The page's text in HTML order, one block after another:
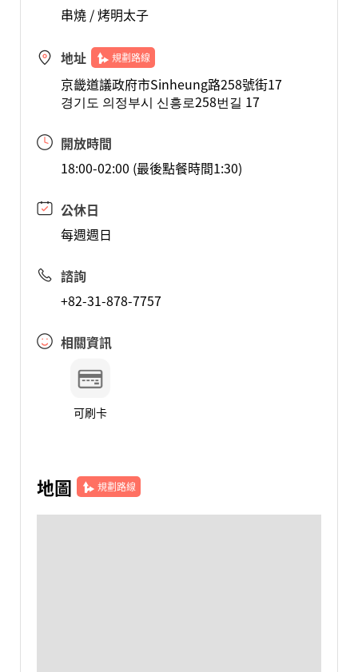
串燒 / 烤明太子
地址 規劃路線
京畿道議政府市Sinheung路258號街17
경기도 의정부시 신흥로258번길 17
開放時間
18:00-02:00 (最後點餐時間1:30)
公休日
每週週日
諮詢
+82-31-878-7757
相關資訊
可刷卡
地圖 規劃路線